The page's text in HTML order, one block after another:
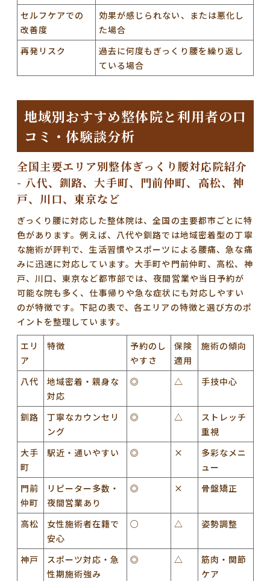
セルフケアでの
改善度
効果が感じられない、または悪化し
た場合
再発リスク
過去に何度もぎっくり腰を繰り返し
ている場合
地域別おすすめ整体院と利用者の口
コミ・体験談分析
全国主要エリア別整体ぎっくり腰対応院紹介
- 八代、釧路、大手町、門前仲町、高松、神
戸、川口、東京など
ぎっくり腰に対応した整体院は、全国の主要都市ごとに特
色があります。例えば、 八代や釧路では地域密着型の丁寧
な施術が評判で、生活習慣やスポーツによる腰痛、急な痛
みに迅速に対応しています。大手町や門前仲町、高松、神
戸、川口、東京など都市部では、夜間営業や当日予約が
可能な院も多く、仕事帰りや急な症状にも対応しやすい
のが特徴です。下記の表で、各エリアの特徴と選び方のポ
イントを整理しています。
エリ
ア
特徴
予約のし
やすさ
保険
適用
施術の傾向
八代
地域密着・親身な
対応
◎ △ 手技中心
釧路
丁寧なカウンセリ
ング
◎ △
ストレッチ
重視
大手
町
駅近・通いやすい ◎ ×
多彩なメニ
ュー
門前
仲町
リピーター多数・
夜間営業あり
◎ × 骨盤矯正
高松
女性施術者在籍で
安心
○ △ 姿勢調整
神戸
スポーツ対応・急
性期施術強み
◎ △
筋肉・関節
ケア